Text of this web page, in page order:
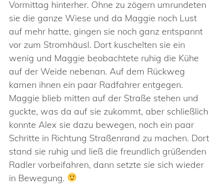
Vormittag hinterher. Ohne zu zögern umrundeten
sie die ganze Wiese und da Maggie noch Lust
auf mehr hatte, gingen sie noch ganz entspannt
vor zum Stromhäusl. Dort kuschelten sie ein
wenig und Maggie beobachtete ruhig die Kühe
auf der Weide nebenan. Auf dem Rückweg
kamen ihnen ein paar Radfahrer entgegen.
Maggie blieb mitten auf der Straße stehen und
guckte, was da auf sie zukommt, aber schließlich
konnte Alex sie dazu bewegen, noch ein paar
Schritte in Richtung Straßenrand zu machen. Dort
stand sie ruhig und ließ die freundlich grüßenden
Radler vorbeifahren, dann setzte sie sich wieder
in Bewegung.